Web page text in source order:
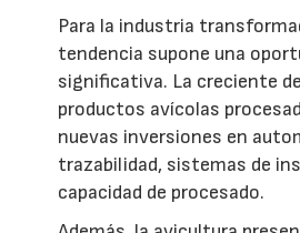
Para la industria
tendencia supone una
significativa. La creciente
productos avícolas
nuevas inversiones en
trazabilidad, sistemas de
capacidad de procesado.